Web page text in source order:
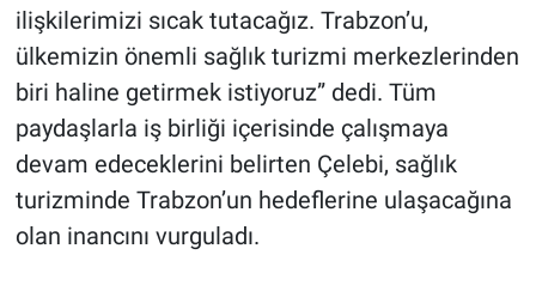
ilişkilerimizi sıcak tutacağız. Trabzon’u,
ülkemizin önemli sağlık turizmi merkezlerinden
biri haline getirmek istiyoruz” dedi. Tüm
paydaşlarla iş birliği içerisinde çalışmaya
devam edeceklerini belirten Çelebi, sağlık
turizminde Trabzon’un hedeflerine ulaşacağına
olan inancını vurguladı.